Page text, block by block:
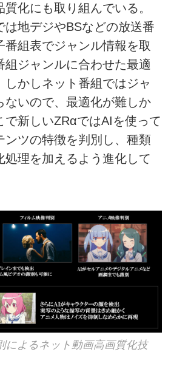
化にも取り組んでいる。
は地デジやBSなどの放送番
番組表でジャンル情報を取
組ジャンルに合わせた最適
しかしネット番組ではジャ
ないので、最適化が難しか
で新しいZRαではAIを使って
ンツの特徴を判別し、種類
処理を加えるよう進化して
によるネット動画高画質化技